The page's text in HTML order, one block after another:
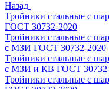
Назад
Тройники стальные с
ГОСТ 30732-2020
Тройники стальные с
с МЗИ ГОСТ 30732-2020
Тройники стальные с
с МЗИ и КВ ГОСТ
Тройники стальные с